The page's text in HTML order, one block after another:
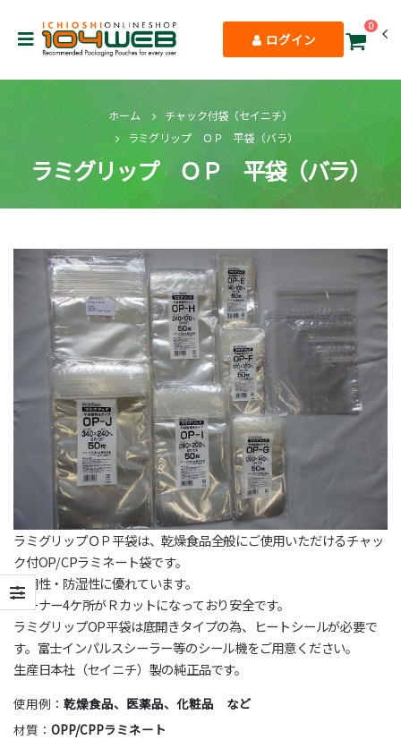
ログイン
0
ホーム
チャック付袋（セイニチ）
ラミグリップ ＯＰ 平袋（バラ）
ラミグリップ ＯＰ 平袋（バラ）
ラミグリップＯＰ平袋は、乾燥食品全般にご使用いただけるチャッ
ク付OP/CPラミネート袋です。
透明性・防湿性に優れています。
コーナー4ケ所がＲカットになっており安全です。
ラミグリップOP平袋は底開きタイプの為、ヒートシールが必要で
す。富士インパルスシーラー等のシール機をご用意ください。
生産日本社（セイニチ）製の純正品です。
使用例：乾燥食品、医薬品、化粧品 など
材質：OPP/CPPラミネート